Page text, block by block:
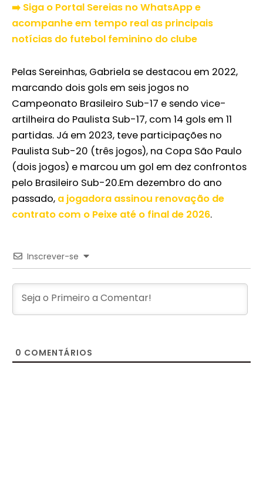
➡️ Siga o Portal Sereias no WhatsApp e
acompanhe em tempo real as principais
notícias do futebol feminino do clube
Pelas Sereinhas, Gabriela se destacou em 2022,
marcando dois gols em seis jogos no
Campeonato Brasileiro Sub-17 e sendo vice-
artilheira do Paulista Sub-17, com 14 gols em 11
partidas. Já em 2023, teve participações no
Paulista Sub-20 (três jogos), na Copa São Paulo
(dois jogos) e marcou um gol em dez confrontos
pelo Brasileiro Sub-20.Em dezembro do ano
passado, a jogadora assinou renovação de
contrato com o Peixe até o final de 2026.
Inscrever-se
0 COMENTÁRIOS